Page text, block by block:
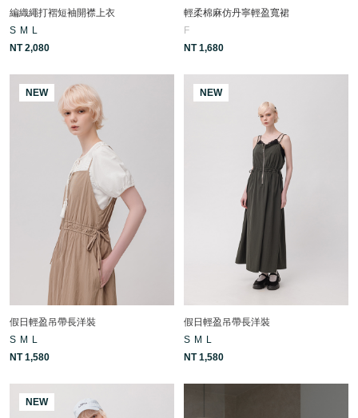
編織繩打褶短袖開襟上衣
S M
L
NT 2,080
輕柔棉麻仿丹寧輕盈寬裙
F
NT 1,680
NEW
假日輕盈吊帶長洋裝
S M L
NT 1,580
NEW
假日輕盈吊帶長洋裝
S M L
NT 1,580
NEW